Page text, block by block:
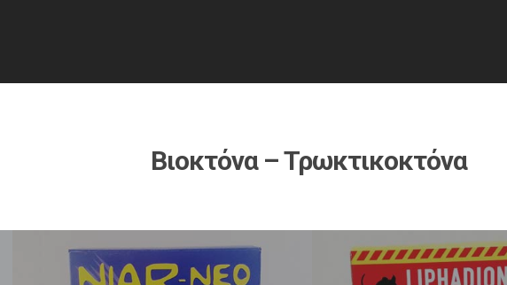
Βιοκτόνα – Τρωκτικοκτόνα